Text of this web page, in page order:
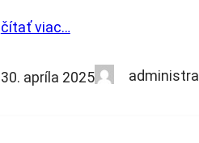
čítať viac…
30. apríla 2025